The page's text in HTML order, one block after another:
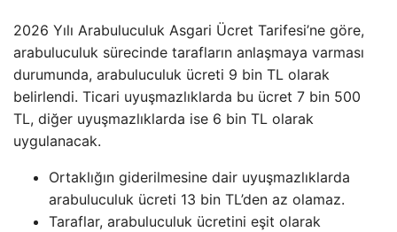
2026 Yılı Arabuluculuk Asgari Ücret Tarifesi’ne göre,
arabuluculuk sürecinde tarafların anlaşmaya varması
durumunda, arabuluculuk ücreti 9 bin TL olarak
belirlendi. Ticari uyuşmazlıklarda bu ücret 7 bin 500
TL, diğer uyuşmazlıklarda ise 6 bin TL olarak
uygulanacak.
Ortaklığın giderilmesine dair uyuşmazlıklarda
arabuluculuk ücreti 13 bin TL’den az olamaz.
Taraflar, arabuluculuk ücretini eşit olarak